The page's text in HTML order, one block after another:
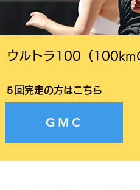
ウルトラ100（100km
​５回完走の方はこちら
GMC